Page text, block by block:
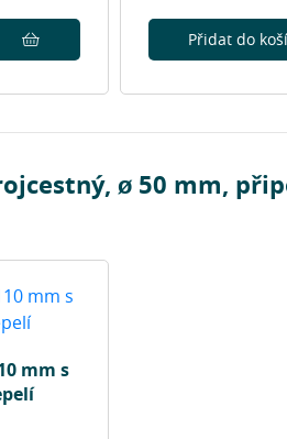
Přidat do
ø 50 mm,
mm s